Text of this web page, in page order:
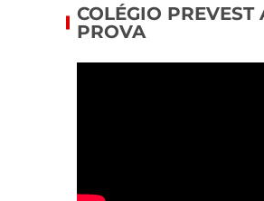
COLÉGIO PREVEST
PROVA